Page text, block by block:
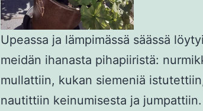
Upeassa ja lämpimässä säässä
meidän ihanasta pihapiiristä:
mullattiin, kukan siemeniä
nautittiin keinumisesta ja